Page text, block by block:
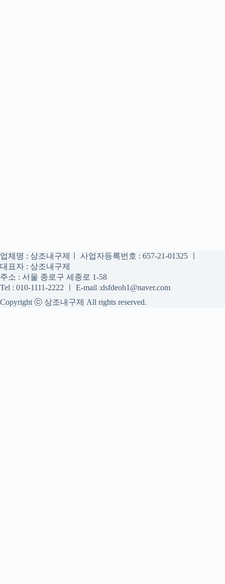
업체명 : 상조내구제ㅣ 사업자등록번호 : 657-21-01325 ㅣ
대표자 : 상조내구제
주소 : 서울 종로구 세종로 1-58
Tel : 010-1111-2222 ㅣ E-mail :dsfdeoh1@naver.com
Copyright ⓒ 상조내구제 All rights reserved.